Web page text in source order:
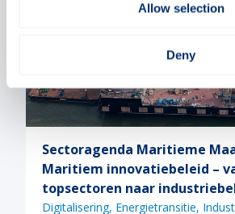
Allow selection
Deny
18-06-2026
Maritieme
innovatiebeleid – van
naar industriebeleid
Energietransitie Industriepolitiek